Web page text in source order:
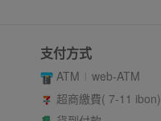
支付方式
ATM
web-ATM
超商繳費( 7-11 ibon)